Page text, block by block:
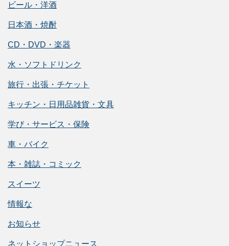
ビール・洋酒
日本酒・焼酎
CD・DVD・楽器
水・ソフトドリンク
旅行・出張・チケット
キッチン・日用品雑貨・文具
学び・サービス・保険
車・バイク
本・雑誌・コミック
スイーツ
情報な
お知らせ
ネットショップニュース